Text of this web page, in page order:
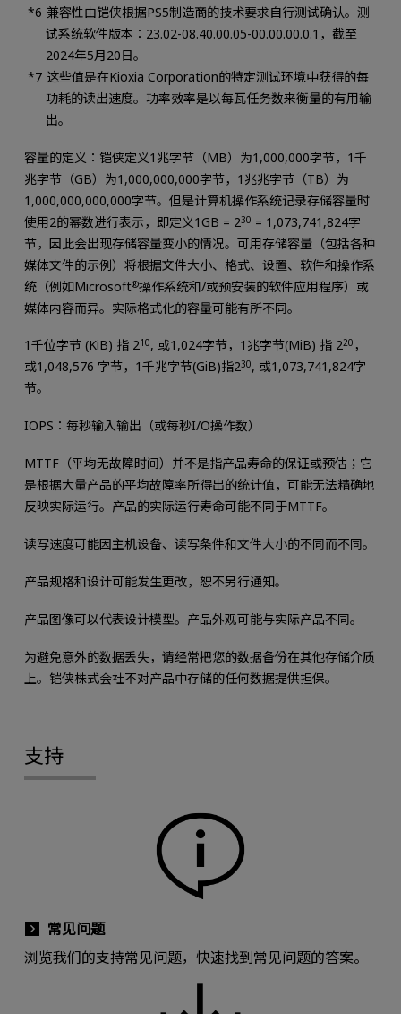
兼容性由铠侠根据PS5制造商的技术要求自行测试确认。测
试系统软件版本：23.02-08.40.00.05-00.00.00.0.1，截至
2024年5月20日。
这些值是在Kioxia Corporation的特定测试环境中获得的每
功耗的读出速度。功率效率是以每瓦任务数来衡量的有用输
出。
容量的定义：铠侠定义1兆字节（MB）为1,000,000字节，1千
兆字节（GB）为1,000,000,000字节，1兆兆字节（TB）为
1,000,000,000,000字节。但是计算机操作系统记录存储容量时
使用2的幂数进行表示，即定义1GB = 230 = 1,073,741,824字
节，因此会出现存储容量变小的情况。可用存储容量（包括各种
媒体文件的示例）将根据文件大小、格式、设置、软件和操作系
统（例如Microsoft®操作系统和/或预安装的软件应用程序）或
媒体内容而异。实际格式化的容量可能有所不同。
1千位字节 (KiB) 指 210, 或1,024字节，1兆字节(MiB) 指 220 ，
或1,048,576 字节，1千兆字节(GiB)指230, 或1,073,741,824字
节。
IOPS：每秒输入输出（或每秒I/O操作数）
MTTF（平均无故障时间）并不是指产品寿命的保证或预估；它
是根据大量产品的平均故障率所得出的统计值，可能无法精确地
反映实际运行。产品的实际运行寿命可能不同于MTTF。
读写速度可能因主机设备、读写条件和文件大小的不同而不同。
产品规格和设计可能发生更改，恕不另行通知。
产品图像可以代表设计模型。产品外观可能与实际产品不同。
为避免意外的数据丢失，请经常把您的数据备份在其他存储介质
上。铠侠株式会社不对产品中存储的任何数据提供担保。
支持
常见问题
浏览我们的支持常见问题，快速找到常见问题的答案。